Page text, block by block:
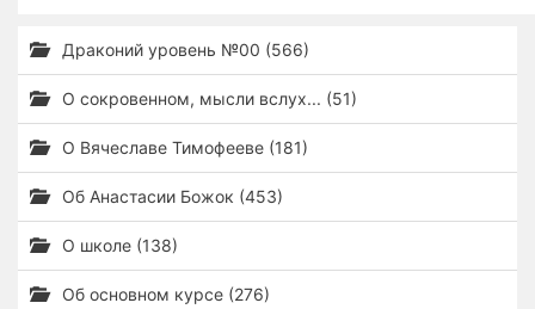
Драконий уровень №00 (566)
О сокровенном, мысли вслух... (51)
О Вячеславе Тимофееве (181)
Об Анастасии Божок (453)
О школе (138)
Об основном курсе (276)